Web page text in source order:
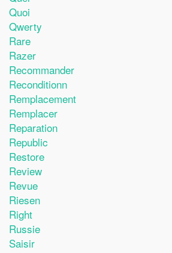
Quoi
Qwerty
Rare
Razer
Recommander
Reconditionn
Remplacement
Remplacer
Reparation
Republic
Restore
Review
Revue
Riesen
Right
Russie
Saisir